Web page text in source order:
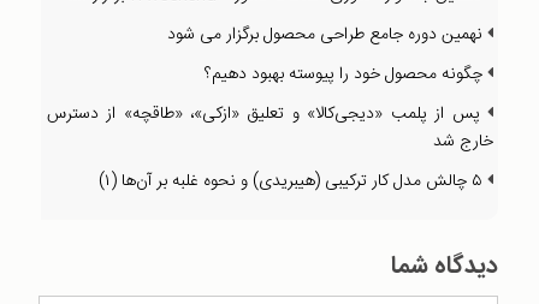
نهمین دوره جامع طراحی محصول برگزار می شود
چگونه محصول خود را پیوسته بهبود دهیم؟
پس از پلمب «دیجی‌کالا» و تعلیق «ازکی»، «طاقچه» از دسترس
خارج شد
۵ چالش مدل کار ترکیبی (هیبریدی) و نحوه غلبه بر آن‌ها (۱)
دیدگاه شما